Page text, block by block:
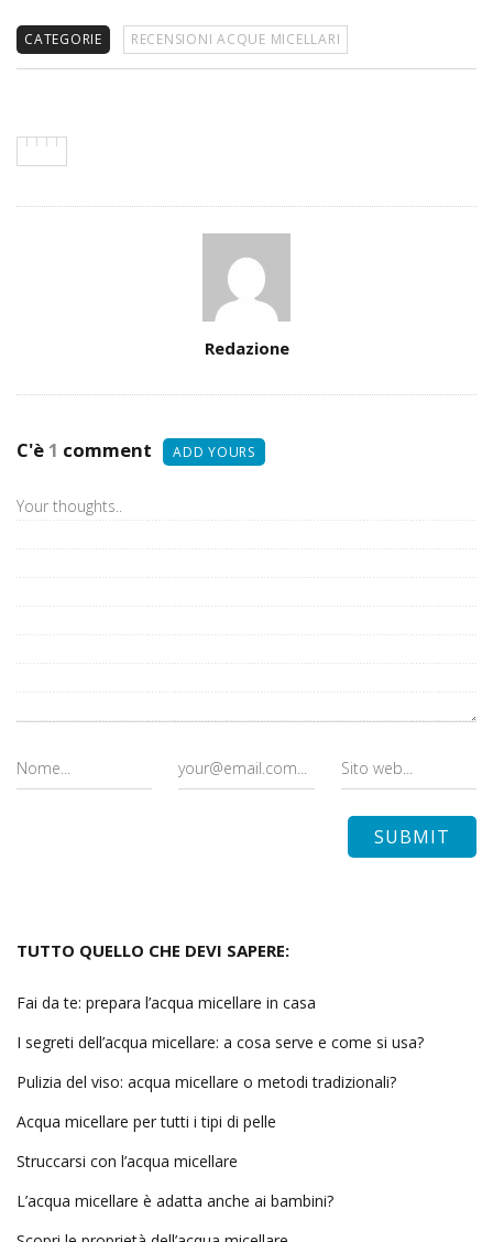
CATEGORIE RECENSIONI ACQUE MICELLARI
Redazione
C'è 1 comment ADD YOURS
TUTTO QUELLO CHE DEVI SAPERE:
Fai da te: prepara l’acqua micellare in casa
I segreti dell’acqua micellare: a cosa serve e come si usa?
Pulizia del viso: acqua micellare o metodi tradizionali?
Acqua micellare per tutti i tipi di pelle
Struccarsi con l’acqua micellare
L’acqua micellare è adatta anche ai bambini?